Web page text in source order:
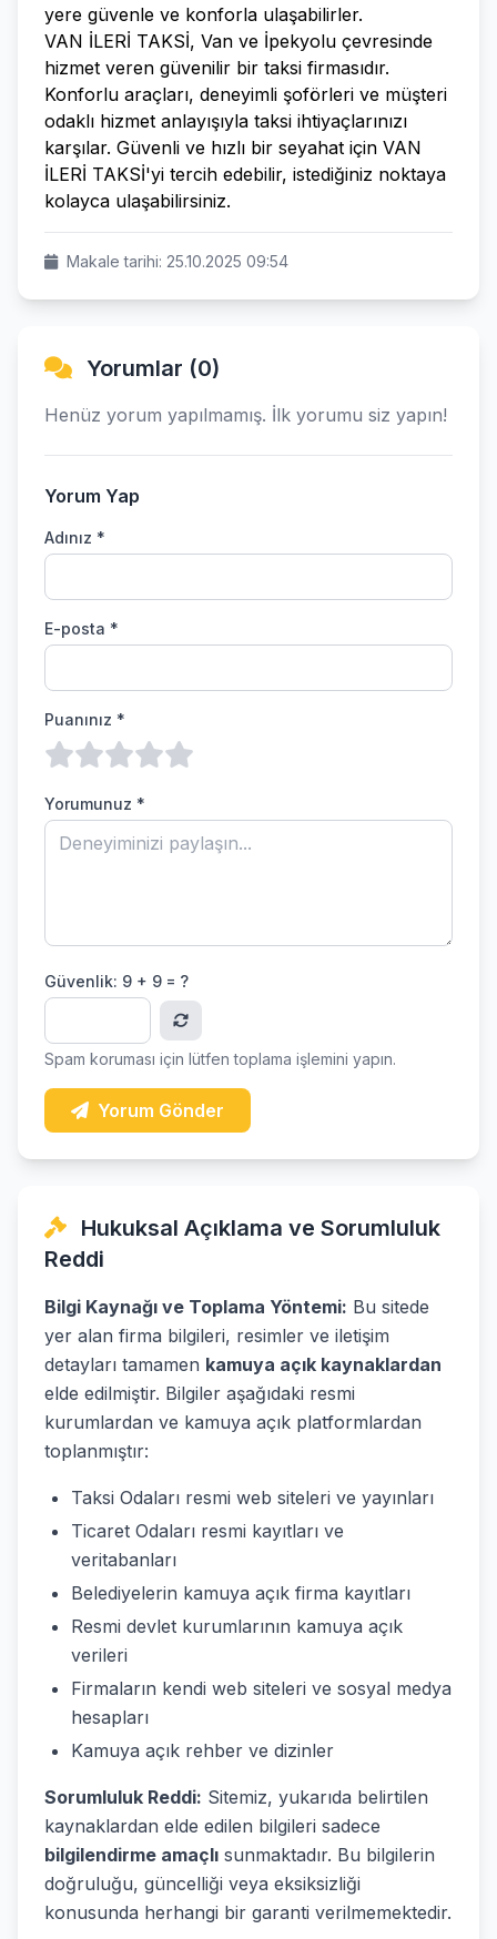
yere güvenle ve konforla ulaşabilirler.
VAN İLERİ TAKSİ, Van ve İpekyolu çevresinde
hizmet veren güvenilir bir taksi firmasıdır.
Konforlu araçları, deneyimli şoförleri ve müşteri
odaklı hizmet anlayışıyla taksi ihtiyaçlarınızı
karşılar. Güvenli ve hızlı bir seyahat için VAN
İLERİ TAKSİ'yi tercih edebilir, istediğiniz noktaya
kolayca ulaşabilirsiniz.
Makale tarihi: 25.10.2025 09:54
Yorumlar (0)
Henüz yorum yapılmamış. İlk yorumu siz yapın!
Yorum Yap
Adınız *
E-posta *
Puanınız *
Yorumunuz *
Güvenlik: 9 + 9 = ?
Spam koruması için lütfen toplama işlemini yapın.
Yorum Gönder
Hukuksal Açıklama ve Sorumluluk
Reddi
Bilgi Kaynağı ve Toplama Yöntemi: Bu sitede
yer alan firma bilgileri, resimler ve iletişim
detayları tamamen kamuya açık kaynaklardan
elde edilmiştir. Bilgiler aşağıdaki resmi
kurumlardan ve kamuya açık platformlardan
toplanmıştır:
Taksi Odaları resmi web siteleri ve yayınları
Ticaret Odaları resmi kayıtları ve
veritabanları
Belediyelerin kamuya açık firma kayıtları
Resmi devlet kurumlarının kamuya açık
verileri
Firmaların kendi web siteleri ve sosyal medya
hesapları
Kamuya açık rehber ve dizinler
Sorumluluk Reddi: Sitemiz, yukarıda belirtilen
kaynaklardan elde edilen bilgileri sadece
bilgilendirme amaçlı sunmaktadır. Bu bilgilerin
doğruluğu, güncelliği veya eksiksizliği
konusunda herhangi bir garanti verilmemektedir.